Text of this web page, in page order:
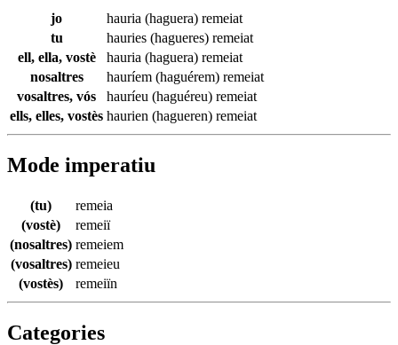
jo hauria (haguera) remeiat
tu
hauries (hagueres) remeiat
ell, ella, vostè
hauria (haguera) remeiat
nosaltres
hauríem (haguérem) remeiat
vosaltres, vós
hauríeu (haguéreu) remeiat
ells, elles, vostès haurien (hagueren) remeiat
Mode imperatiu
(tu)
remeia
(vostè)
remeiï
(nosaltres) remeiem
(vosaltres) remeieu
(vostès)
remeiïn
Categories